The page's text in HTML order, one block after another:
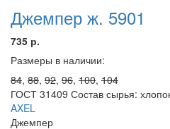
Джемпер ж. 5901
735 р.
Размеры в наличии:
84, 88, 92, 96, 100, 104
ГОСТ 31409 Состав сырья:
AXEL
Джемпер